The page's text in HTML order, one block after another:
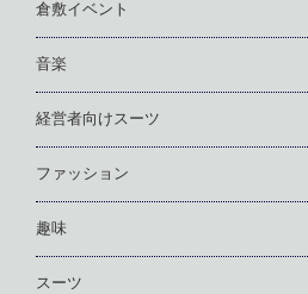
倉敷イベント
音楽
経営者向けスーツ
ファッション
趣味
スーツ